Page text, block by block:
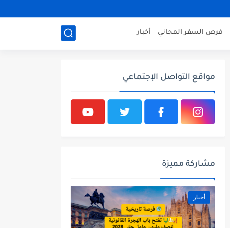
فرص السفر المجاني أخبار
مواقع التواصل الإجتماعي
مشاركة مميزة
أخبار